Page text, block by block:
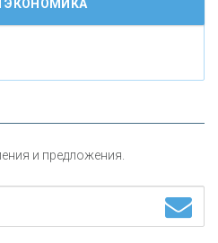
капитала
ЭКОНОМИКА
и предложения.